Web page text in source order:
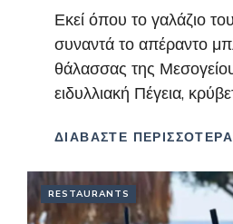
Εκεί όπου το γαλάζιο
συναντά το απέραντο
θάλασσας της
ειδυλλιακή Πέγεια,
ΔΙΑΒΑΣΤΕ ΠΕΡΙΣΣΟΤΕΡΑ
RESTAURANTS